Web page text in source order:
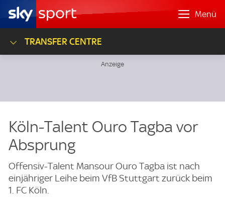
Menü
TRANSFER CENTRE
Köln-Talent Ouro Tagba vor
Absprung
Offensiv-Talent Mansour Ouro Tagba ist nach
einjähriger Leihe beim VfB Stuttgart zurück beim
1. FC Köln.